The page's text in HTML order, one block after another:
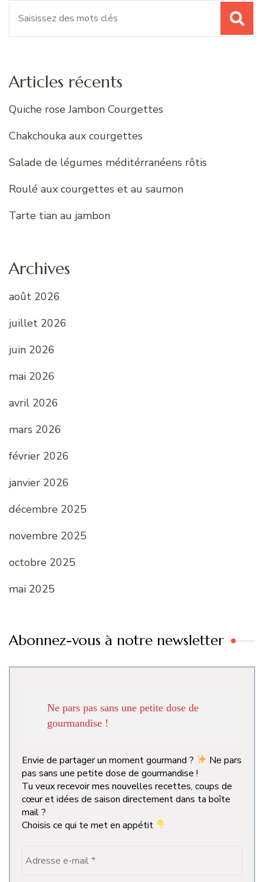
Articles récents
Quiche rose Jambon Courgettes
Chakchouka aux courgettes
Salade de légumes méditérranéens rôtis
Roulé aux courgettes et au saumon
Tarte tian au jambon
Archives
août 2026
juillet 2026
juin 2026
mai 2026
avril 2026
mars 2026
février 2026
janvier 2026
décembre 2025
novembre 2025
octobre 2025
mai 2025
Abonnez-vous à notre newsletter
Ne pars pas sans une petite dose de
gourmandise !
Envie de partager un moment gourmand ?
Ne pars
pas sans une petite dose de gourmandise !
Tu veux recevoir mes nouvelles recettes, coups de
cœur et idées de saison directement dans ta boîte
mail ?
Choisis ce qui te met en appétit